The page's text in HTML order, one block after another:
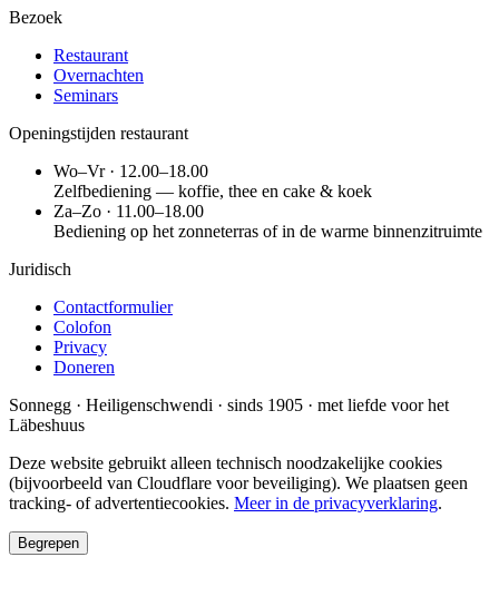
Bezoek
Restaurant
Overnachten
Seminars
Openingstijden restaurant
Wo–Vr · 12.00–18.00
Zelfbediening — koffie, thee en cake & koek
Za–Zo · 11.00–18.00
Bediening op het zonneterras of in de warme binnenzitruimte
Juridisch
Contactformulier
Colofon
Privacy
Doneren
Sonnegg · Heiligenschwendi · sinds 1905 · met liefde voor het
Läbeshuus
Deze website gebruikt alleen technisch noodzakelijke cookies
(bijvoorbeeld van Cloudflare voor beveiliging). We plaatsen geen
tracking- of advertentiecookies. Meer in de privacyverklaring.
Begrepen